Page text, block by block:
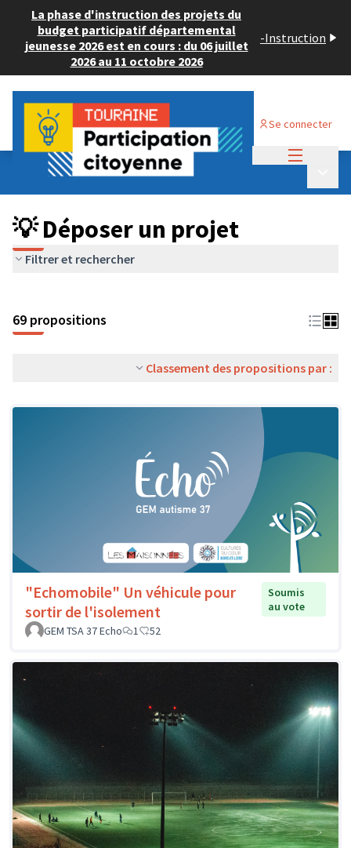
La phase d'instruction des projets du
budget participatif départemental
jeunesse 2026 est en cours : du 06 juillet
2026 au 11 octobre 2026
-Instruction
Se connecter
Budget Participatif ADULTE 2024
💡 Déposer un projet
💡 Déposer un projet
Filtrer et rechercher
69 propositions
Classement des propositions par :
"Echomobile" Un véhicule pour
sortir de l'isolement
Soumis
au vote
GEM TSA 37 Echo
1 52